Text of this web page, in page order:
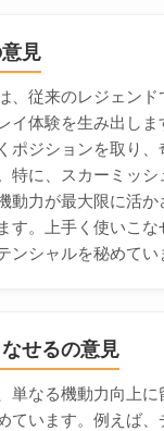
見
、従来のレジェンド
イ体験を生み出しま
ポジションを取り、
特に、スカーミッシ
動力が最大限に活か
す。上手く使いこな
ンシャルを秘めてい
せるの意見
単なる機動力向上に
ています。例えば、